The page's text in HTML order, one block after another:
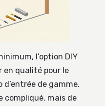
l’option DIY
en qualité pour le
d’entrée de gamme.
compliqué, mais de